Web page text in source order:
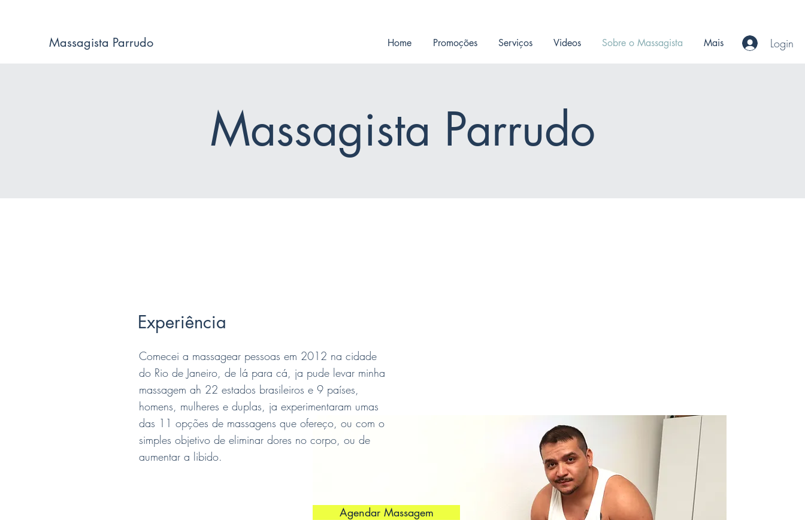
Massagista Parrudo Home Promoções Serviços Videos Sobre o Massagista Mais Login
Massagista Parrudo
Experiência
Comecei a massagear pessoas em 2012 na cidade
do Rio de Janeiro, de lá para cá, ja pude levar minha
massagem ah 22 estados brasileiros e 9 países,
homens, mulheres e duplas, ja experimentaram umas
das 11 opções de massagens que ofereço, ou com o
simples objetivo de eliminar dores no corpo, ou de
aumentar a libido.
Agendar Massagem